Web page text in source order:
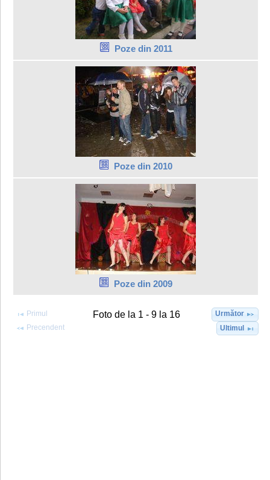
Poze din 2011
Poze din 2010
Poze din 2009
Primul
Precendent
Foto de la 1 - 9 la 16
Următor
Ultimul